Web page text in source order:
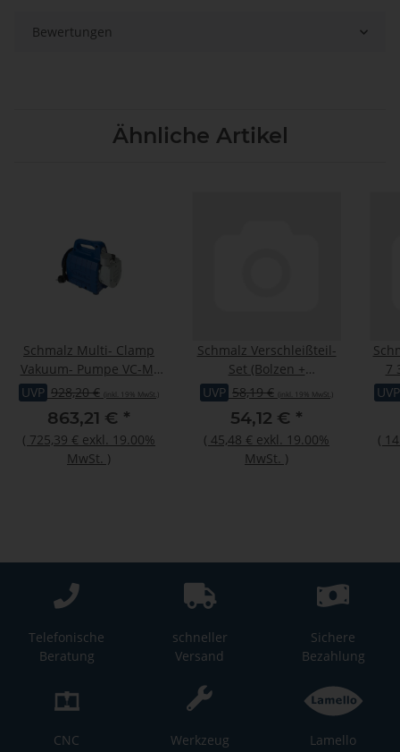
Bewertungen
Ähnliche Artikel
Schmalz Multi- Clamp
Vakuum- Pumpe VC-M-
PU 4AC 110V
UVP 928,20 € (inkl. 19% MwSt.)
863,21 € *
( 725,39 € exkl. 19.00%
MwSt. )
Schmalz Verschleißteil-
Set (Bolzen +
Montagezubehör)
UVP 58,19 € (inkl. 19% MwSt.)
54,12 € *
( 45,48 € exkl. 19.00%
MwSt. )
7
UVP
(
Telefonische
Beratung
schneller
Versand
Sichere
Bezahlung
CNC
Werkzeug
Lamello